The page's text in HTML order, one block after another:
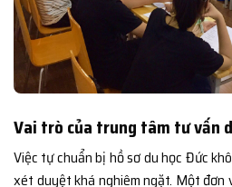
Vai trò của trung tâm tư vấn
Việc tự chuẩn bị hồ sơ du học Đức
xét duyệt khá nghiêm ngặt. Một đơn